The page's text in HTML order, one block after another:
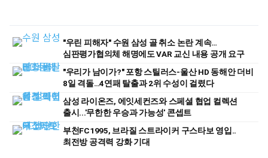
"우린 피해자" 수원 삼성 골 취소 논란 계속…
심판평가협의체 해명에도 VAR 교신 내용 공개 요구
"우리가 남이가?" 포항 스틸러스-울산 HD 동해안 더비
8일 격돌…4연패 탈출과 2위 수성이 걸렸다
삼성 라이온즈, 에잇세컨즈와 스페셜 협업 컬렉션
출시...'무한한 우승과 가능성' 콘셉트
부천FC1995, 브라질 스트라이커 구스타보 영입..
최전방 공격력 강화 기대